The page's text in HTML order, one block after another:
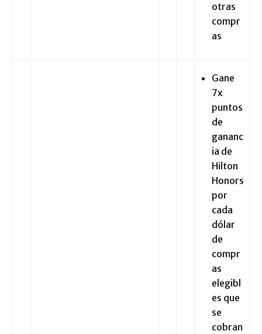
otras
compr
as
Gane
7x
puntos
de
gananc
ia de
Hilton
Honors
por
cada
dólar
de
compr
as
elegibl
es que
se
cobran